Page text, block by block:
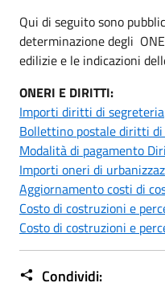
Qui di seguito sono
determinazione degli
edilizie e le indicazioni
ONERI E DIRITTI:
Importi diritti di segreteria
Bollettino postale diritti
Modalità di pagamento
Importi oneri di
Aggiornamento costi di
Costo di costruzioni e
Costo di costruzioni e
Condividi: